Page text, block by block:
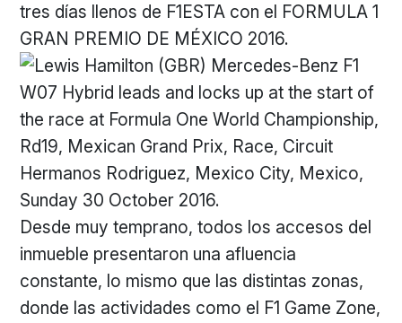
tres días llenos de F1ESTA con el FORMULA 1
GRAN PREMIO DE MÉXICO 2016.
Desde muy temprano, todos los accesos del
inmueble presentaron una afluencia
constante, lo mismo que las distintas zonas,
donde las actividades como el F1 Game Zone,